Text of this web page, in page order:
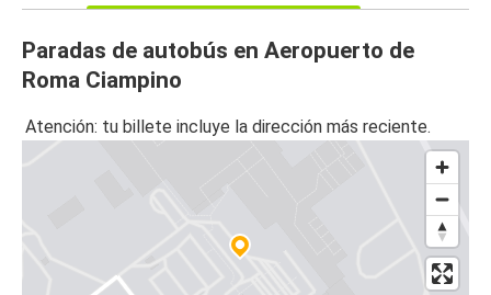
Paradas de autobús en Aeropuerto de
Roma Ciampino
Atención: tu billete incluye la dirección más reciente.